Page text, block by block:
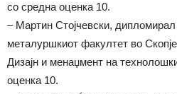
со средна оценка 10.
– Мартин Стојчевски,
металуршкиот факултет во
Дизајн и менаџмент на
оценка 10.